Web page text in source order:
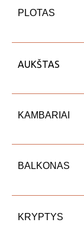
PLOTAS
AUKŠTAS
KAMBARIAI
BALKONAS
KRYPTYS